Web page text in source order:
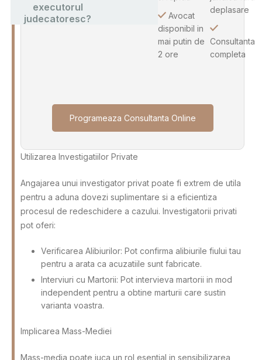
executorul
judecatoresc?
Avocat
disponibil in
mai putin de
2 ore
deplasare
Consultanta
completa
Programeaza Consultanta Online
Utilizarea Investigatiilor Private
Angajarea unui investigator privat poate fi extrem de utila
pentru a aduna dovezi suplimentare si a eficientiza
procesul de redeschidere a cazului. Investigatorii privati
pot oferi:
Verificarea Alibiurilor: Pot confirma alibiurile fiului tau
pentru a arata ca acuzatiile sunt fabricate.
Interviuri cu Martorii: Pot intervieva martorii in mod
independent pentru a obtine marturii care sustin
varianta voastra.
Implicarea Mass-Mediei
Mass-media poate juca un rol esential in sensibilizarea